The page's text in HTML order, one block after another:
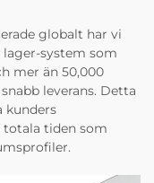
globalt har vi
system som
mer än 50,000
leverans. Detta
kunders
tiden som